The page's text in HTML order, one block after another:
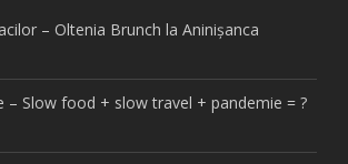
– Oltenia Brunch la Aninișanca
– Slow food + slow travel + pandemie = ?